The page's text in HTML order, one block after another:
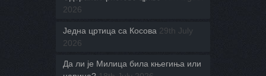
2026
Једна цртица са Косова 29th July
2026
Да ли је Милица била књегиња или